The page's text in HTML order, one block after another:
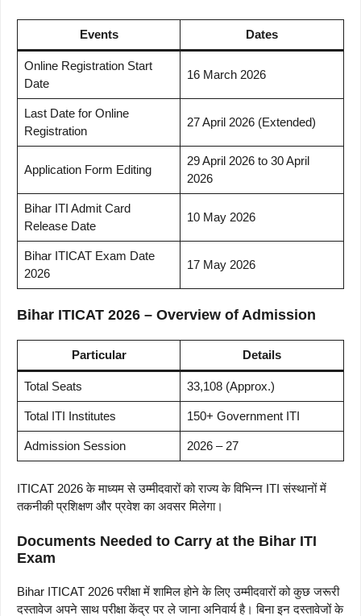
Events Dates
Online Registration Start
Date
16 March 2026
Last Date for Online
Registration
27 April 2026 (Extended)
Application Form Editing
29 April 2026 to 30 April
2026
Bihar ITI Admit Card
Release Date
10 May 2026
Bihar ITICAT Exam Date
2026
17 May 2026
Bihar ITICAT 2026 – Overview of Admission
Particular Details
Total Seats 33,108 (Approx.)
Total ITI Institutes 150+ Government ITI
Admission Session 2026 – 27
ITICAT 2026 के माध्यम से उम्मीदवारों को राज्य के विभिन्न ITI संस्थानों में
तकनीकी प्रशिक्षण और प्रवेश का अवसर मिलेगा।
Documents Needed to Carry at the Bihar ITI
Exam
Bihar ITICAT 2026 परीक्षा में शामिल होने के लिए उम्मीदवारों को कुछ जरूरी
दस्तावेज अपने साथ परीक्षा केंद्र पर ले जाना अनिवार्य है। बिना इन दस्तावेजों के